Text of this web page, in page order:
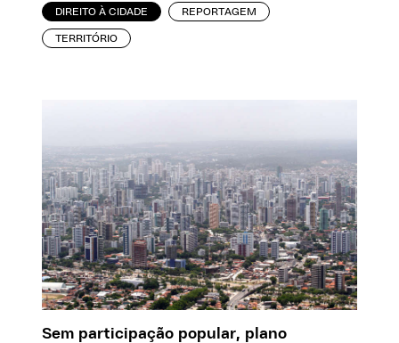
DIREITO À CIDADE REPORTAGEM
TERRITÓRIO
Sem participação popular, plano